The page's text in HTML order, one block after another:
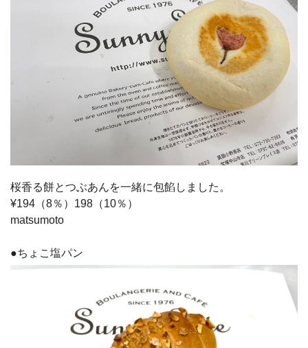
桜香る餅とつぶあんを一緒に包餡しました。
¥194（8％）198（10％）
matsumoto
●ちょこ塩パン